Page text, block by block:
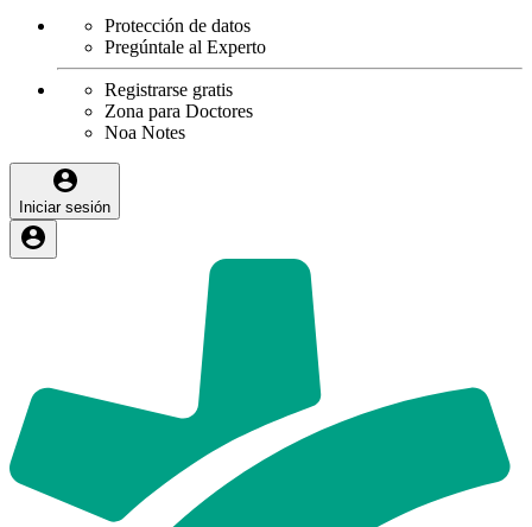
Protección de datos
Pregúntale al Experto
Registrarse gratis
Zona para Doctores
Noa Notes
Iniciar sesión